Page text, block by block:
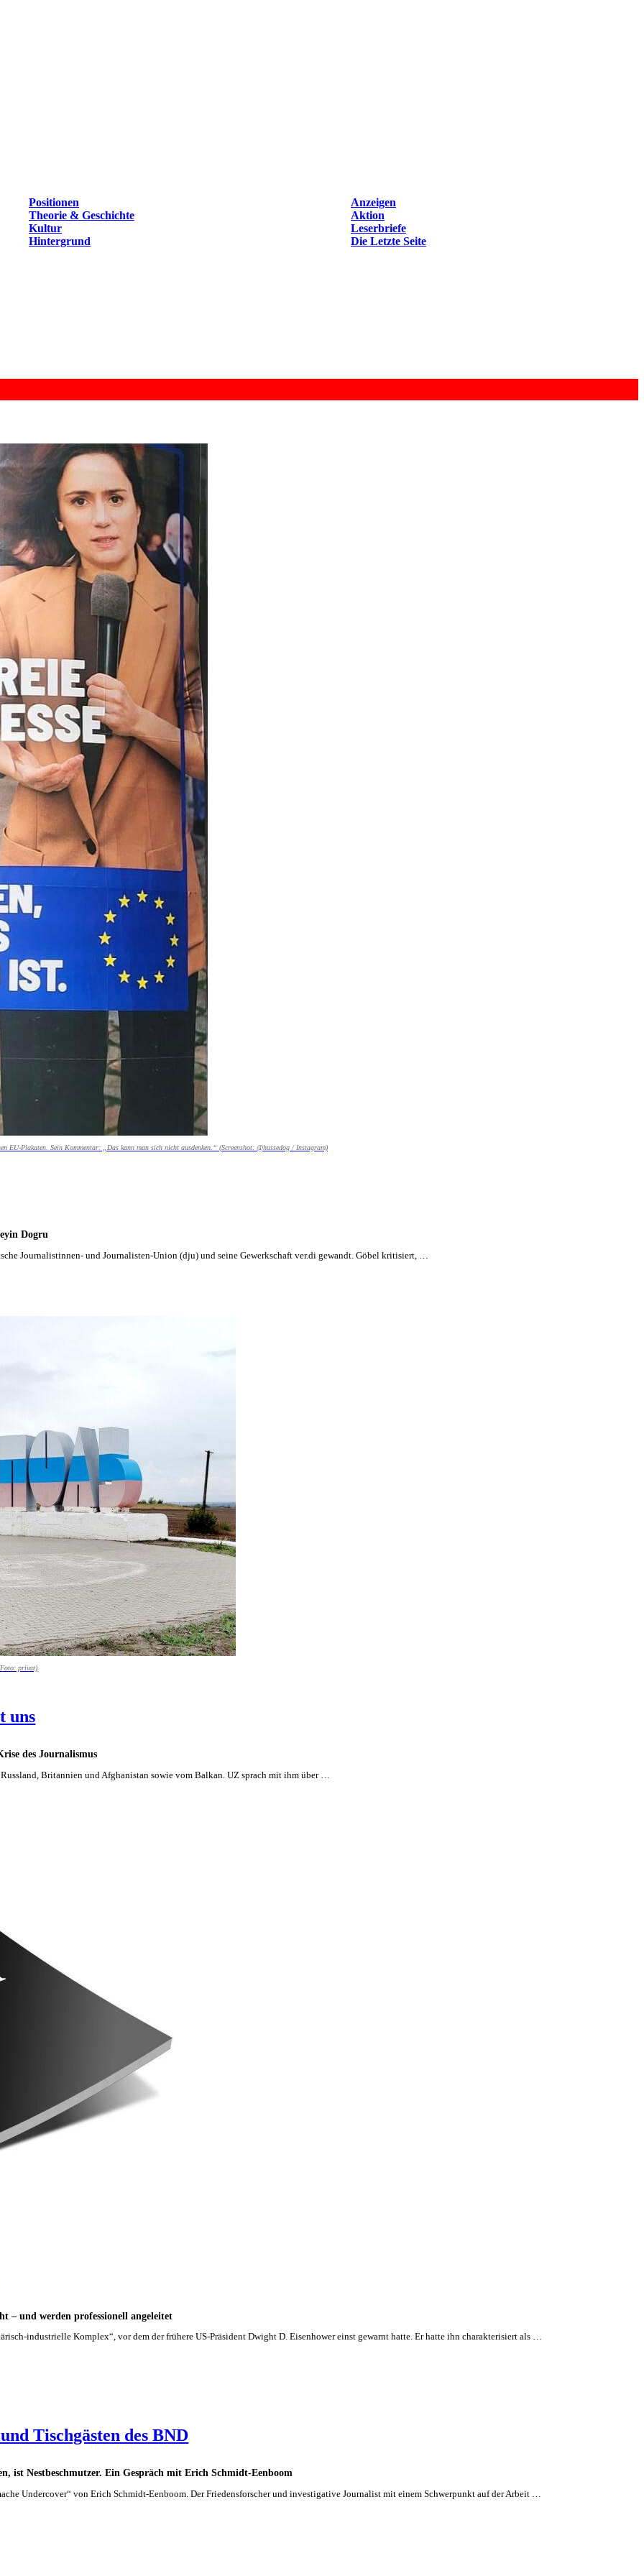
Positionen
Anzeigen
Theorie & Geschichte
Aktion
Kultur
Leserbriefe
Hintergrund Die Letzte Seite
Plakaten. Sein Kommentar: „Das kann man sich nicht ausdenken.“ (Screenshot: @hussedog / Instagram)
Dogru
Journalistinnen- und Journalisten-Union (dju) und seine Gewerkschaft ver.di gewandt. Göbel kritisiert, …
privat)
des Journalismus
uns
Britannien und Afghanistan sowie vom Balkan. UZ sprach mit ihm über …
– und werden professionell angeleitet
industrielle Komplex“, vor dem der frühere US-Präsident Dwight D. Eisenhower einst gewarnt hatte. Er hatte ihn charakterisiert als …
ist Nestbeschmutzer. Ein Gespräch mit Erich Schmidt-Eenboom
Tischgästen des BND
Undercover“ von Erich Schmidt-Eenboom. Der Friedensforscher und investigative Journalist mit einem Schwerpunkt auf der Arbeit …